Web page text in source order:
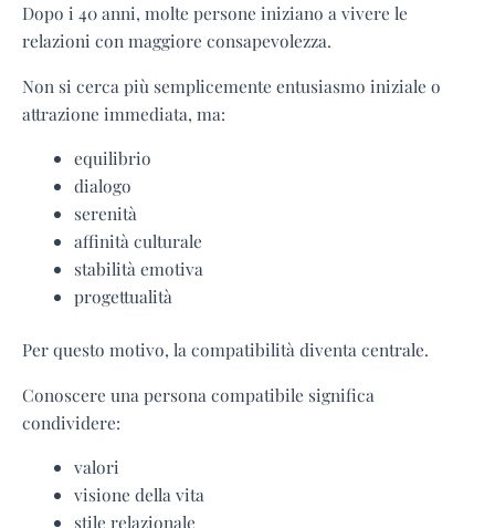
Dopo i 40 anni, molte persone iniziano a vivere le
relazioni con maggiore consapevolezza.
Non si cerca più semplicemente entusiasmo iniziale o
attrazione immediata, ma:
equilibrio
dialogo
serenità
affinità culturale
stabilità emotiva
progettualità
Per questo motivo, la compatibilità diventa centrale.
Conoscere una persona compatibile significa
condividere:
valori
visione della vita
stile relazionale